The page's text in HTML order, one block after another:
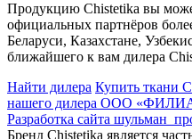
Продукцию Chistetika вы
официальных партнёров
Беларуси, Казахстане,
ближайшего к вам дилера
Найти дилера Купить ткани
нашего дилера ООО
Разработка сайта
Бренд Chistetika является